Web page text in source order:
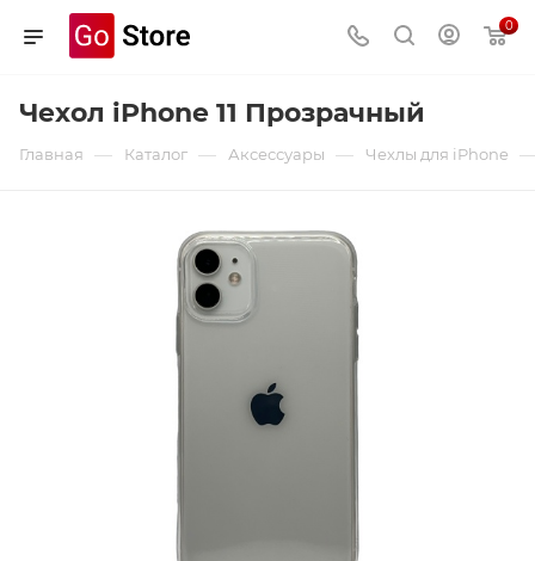
0
Чехол iPhone 11 Прозрачный
Главная — Каталог — Аксессуары — Чехлы для iPhone